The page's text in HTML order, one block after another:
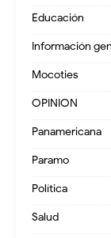
Educación
Información
Mocoties
OPINION
Panamericana
Paramo
Política
Salud